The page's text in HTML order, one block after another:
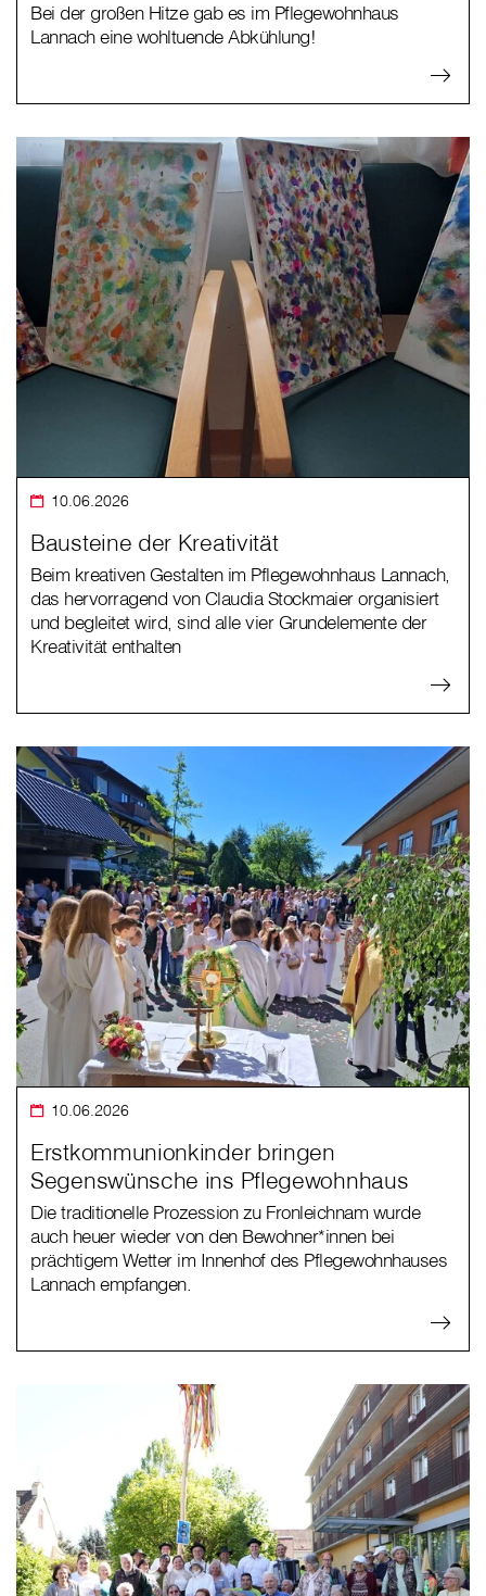
Bei der großen Hitze gab es im Pflegewohnhaus
Lannach eine wohltuende Abkühlung!
10.06.2026
Bausteine der Kreativität
Beim kreativen Gestalten im Pflegewohnhaus Lannach,
das hervorragend von Claudia Stockmaier organisiert
und begleitet wird, sind alle vier Grundelemente der
Kreativität enthalten
10.06.2026
Erstkommunionkinder bringen
Segenswünsche ins Pflegewohnhaus
Die traditionelle Prozession zu Fronleichnam wurde
auch heuer wieder von den Bewohner*innen bei
prächtigem Wetter im Innenhof des Pflegewohnhauses
Lannach empfangen.